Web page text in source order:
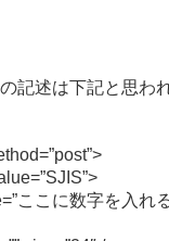
記述は下記と思わ
ここに数字を入れ